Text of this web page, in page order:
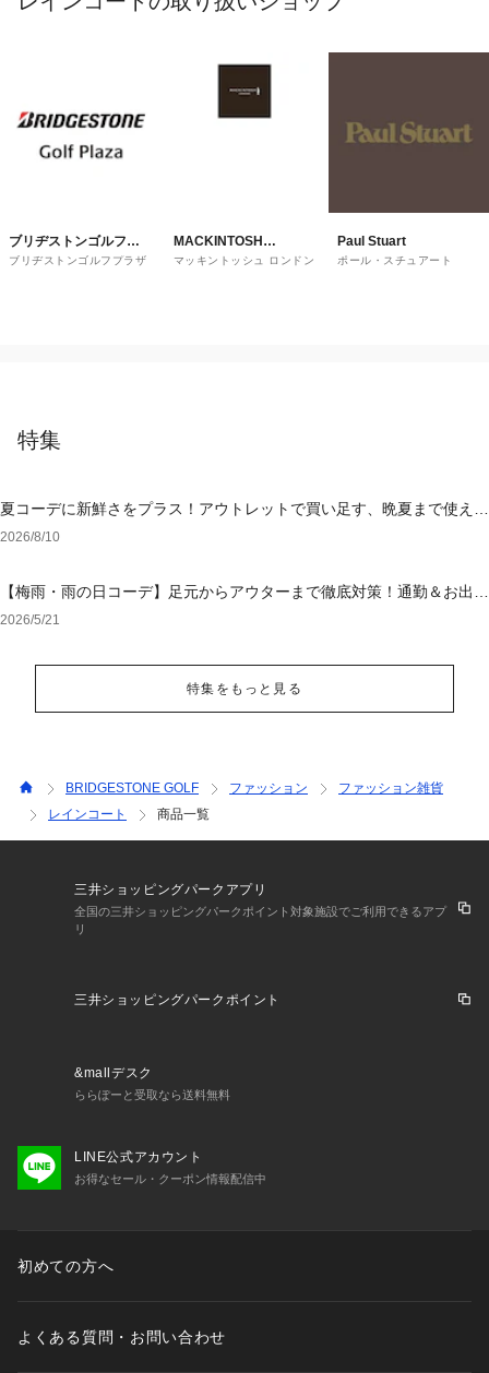
ブリヂストンゴルフプ
ラザ
ブリヂストンゴルフプラザ
MACKINTOSH
LONDON
マッキントッシュ ロンドン
Paul Stuart
ポール・スチュアート
特集
夏コーデに新鮮さをプラス！アウトレットで買い足す、晩夏まで使える
アイテム
2026/8/10
【梅雨・雨の日コーデ】足元からアウターまで徹底対策！通勤＆お出か
けを乗り切る「大人の撥水・ウォッシャブル」特集
2026/5/21
特集をもっと見る
BRIDGESTONE GOLF ファッション
ファッション雑貨
レインコート
商品一覧
三井ショッピングパークアプリ
全国の三井ショッピングパークポイント対象施設でご利用できるアプ
リ
三井ショッピングパークポイント
&mallデスク
ららぽーと受取なら送料無料
LINE公式アカウント
お得なセール・クーポン情報配信中
初めての方へ
よくある質問・お問い合わせ